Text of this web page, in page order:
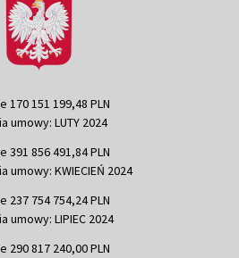
170 151 199,48 PLN
umowy: LUTY 2024
391 856 491,84 PLN
umowy: KWIECIEŃ 2024
237 754 754,24 PLN
umowy: LIPIEC 2024
290 817 240,00 PLN